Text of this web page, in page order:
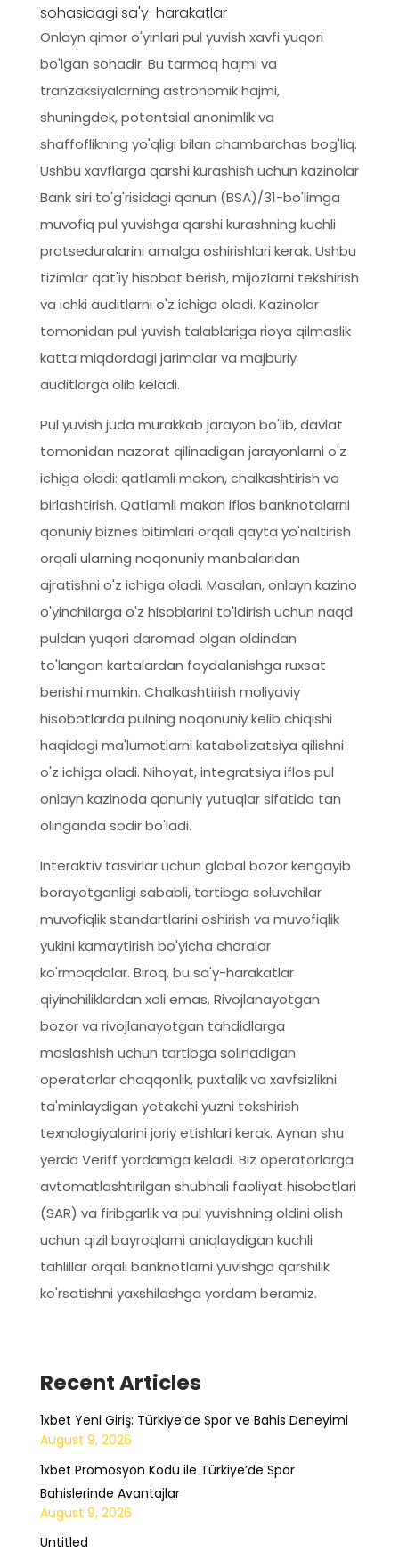
sohasidagi sa'y-harakatlar
Onlayn qimor o'yinlari pul yuvish xavfi yuqori
bo'lgan sohadir. Bu tarmoq hajmi va
tranzaksiyalarning astronomik hajmi,
shuningdek, potentsial anonimlik va
shaffoflikning yo'qligi bilan chambarchas bog'liq.
Ushbu xavflarga qarshi kurashish uchun kazinolar
Bank siri to'g'risidagi qonun (BSA)/31-bo'limga
muvofiq pul yuvishga qarshi kurashning kuchli
protseduralarini amalga oshirishlari kerak. Ushbu
tizimlar qat'iy hisobot berish, mijozlarni tekshirish
va ichki auditlarni o'z ichiga oladi. Kazinolar
tomonidan pul yuvish talablariga rioya qilmaslik
katta miqdordagi jarimalar va majburiy
auditlarga olib keladi.
Pul yuvish juda murakkab jarayon bo'lib, davlat
tomonidan nazorat qilinadigan jarayonlarni o'z
ichiga oladi: qatlamli makon, chalkashtirish va
birlashtirish. Qatlamli makon iflos banknotalarni
qonuniy biznes bitimlari orqali qayta yo'naltirish
orqali ularning noqonuniy manbalaridan
ajratishni o'z ichiga oladi. Masalan, onlayn kazino
o'yinchilarga o'z hisoblarini to'ldirish uchun naqd
puldan yuqori daromad olgan oldindan
to'langan kartalardan foydalanishga ruxsat
berishi mumkin. Chalkashtirish moliyaviy
hisobotlarda pulning noqonuniy kelib chiqishi
haqidagi ma'lumotlarni katabolizatsiya qilishni
o'z ichiga oladi. Nihoyat, integratsiya iflos pul
onlayn kazinoda qonuniy yutuqlar sifatida tan
olinganda sodir bo'ladi.
Interaktiv tasvirlar uchun global bozor kengayib
borayotganligi sababli, tartibga soluvchilar
muvofiqlik standartlarini oshirish va muvofiqlik
yukini kamaytirish bo'yicha choralar
ko'rmoqdalar. Biroq, bu sa'y-harakatlar
qiyinchiliklardan xoli emas. Rivojlanayotgan
bozor va rivojlanayotgan tahdidlarga
moslashish uchun tartibga solinadigan
operatorlar chaqqonlik, puxtalik va xavfsizlikni
ta'minlaydigan yetakchi yuzni tekshirish
texnologiyalarini joriy etishlari kerak. Aynan shu
yerda Veriff yordamga keladi. Biz operatorlarga
avtomatlashtirilgan shubhali faoliyat hisobotlari
(SAR) va firibgarlik va pul yuvishning oldini olish
uchun qizil bayroqlarni aniqlaydigan kuchli
tahlillar orqali banknotlarni yuvishga qarshilik
ko'rsatishni yaxshilashga yordam beramiz.
Recent Articles
1xbet Yeni Giriş: Türkiye’de Spor ve Bahis Deneyimi
August 9, 2026
1xbet Promosyon Kodu ile Türkiye’de Spor
Bahislerinde Avantajlar
August 9, 2026
Untitled